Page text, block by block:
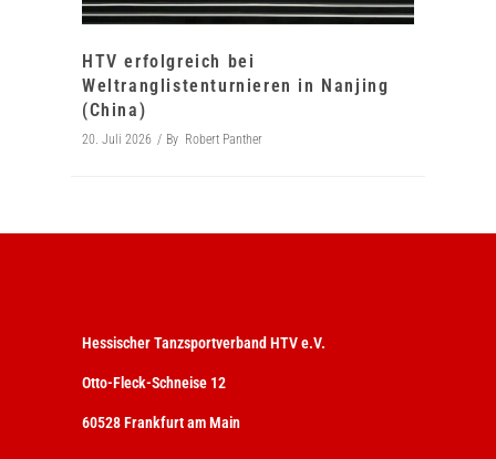
HTV erfolgreich bei
Weltranglistenturnieren in Nanjing
(China)
20. Juli 2026 By Robert Panther
Hessischer Tanzsportverband HTV e.V.
Otto-Fleck-Schneise 12
60528 Frankfurt am Main